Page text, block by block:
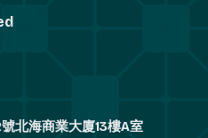
北海商業大廈13樓A室